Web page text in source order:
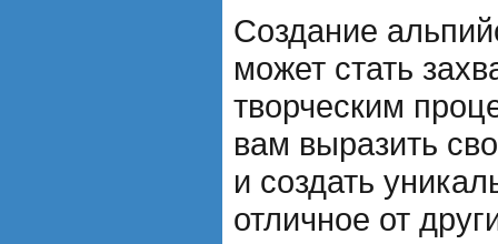
Создание
может стать
творческим
вам выразить
и создать
отличное от